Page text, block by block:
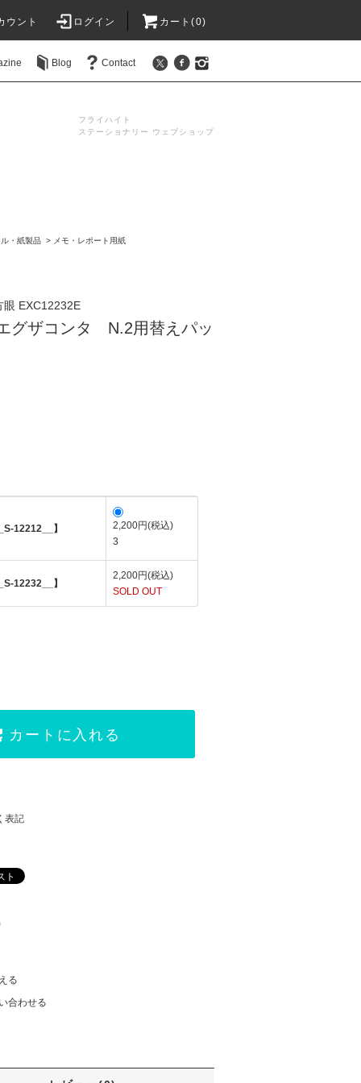
ウント ログイン カート(0)
Blog Contact
フライハイト
ステーショナリー ウェブショップ
・紙製品 > メモ・レポート用紙
眼 EXC12232E
グザコンタ N.2用替えパッ
12212__】
2,200円(税込)
3
12232__】
2,200円(税込)
SOLD OUT
カートに入れる
表記
る
合わせる